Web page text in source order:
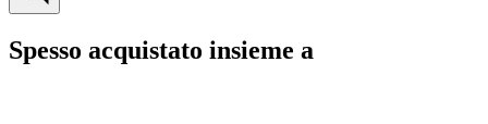
Spesso acquistato insieme a